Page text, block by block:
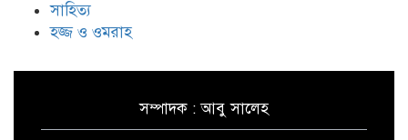
সাহিত্য
হজ্জ ও ওমরাহ
সম্পাদক : আবু সালেহ